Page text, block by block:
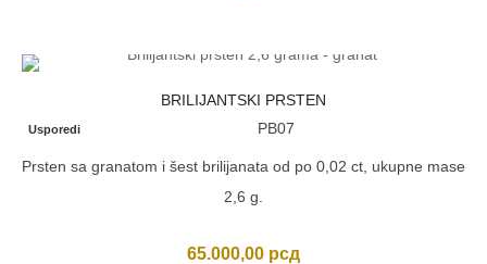
BRILIJANTSKI PRSTEN
Usporedi PB07
Prsten sa granatom i šest brilijanata od po 0,02 ct, ukupne mase
2,6 g.
65.000,00 рсд